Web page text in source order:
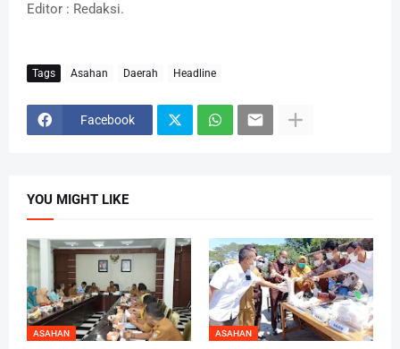
Editor : Redaksi.
Tags Asahan Daerah Headline
Facebook
YOU MIGHT LIKE
ASAHAN ASAHAN